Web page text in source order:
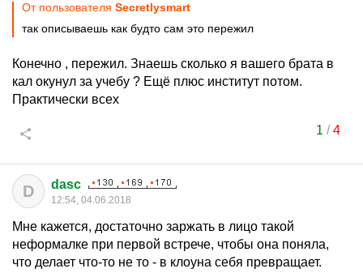
От пользователя Secretlysmart
так описываешь как будто сам это пережил
Конечно , пережил. Знаешь сколько я вашего брата в
кал окунул за учебу ? Ещё плюс институт потом.
Практически всех
1 /4
D dasc
12:54, 04.06.2018
Мне кажется, достаточно заржать в лицо такой
неформалке при первой встрече, чтобы она поняла,
что делает что-то не то - в клоуна себя превращает.